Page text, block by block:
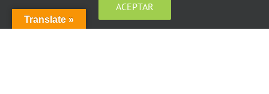
Política de cookies
Translate »
ACEPTAR